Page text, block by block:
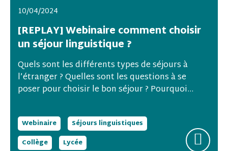
10/04/2024
[REPLAY] Webinaire comment choisir
un séjour linguistique ?
Quels sont les différents types de séjours à
l’étranger ? Quelles sont les questions à se
poser pour choisir le bon séjour ? Pourquoi...
Webinaire
Séjours linguistiques
Collège
Lycée